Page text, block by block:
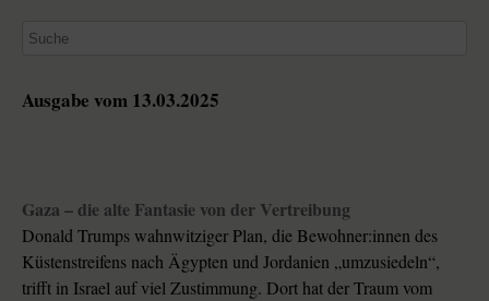
Ausgabe vom 13.03.2025
Gaza – die alte Fantasie von der Vertreibung
Donald Trumps wahnwitziger Plan, die Be­woh­ne­r:in­nen des
Küstenstreifens nach Ägypten und Jordanien „umzusiedeln“,
trifft in Israel auf viel Zustimmung. Dort hat der Traum vom